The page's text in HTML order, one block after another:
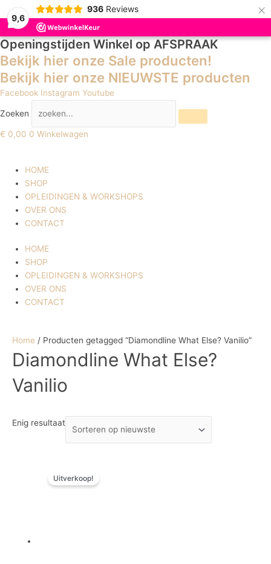
9,6
936 Reviews ×
Openingstijden Winkel op AFSPRAAK
Bekijk hier onze Sale producten!
Bekijk hier onze NIEUWSTE producten
Facebook Instagram Youtube
Zoeken
€ 0,00 0 Winkelwagen
HOME
SHOP
OPLEIDINGEN & WORKSHOPS
OVER ONS
CONTACT
HOME
SHOP
OPLEIDINGEN & WORKSHOPS
OVER ONS
CONTACT
Home / Producten getagged “Diamondline What Else? Vanilio”
Diamondline What Else?
Vanilio
Enig resultaat
Uitverkoop!
prijs